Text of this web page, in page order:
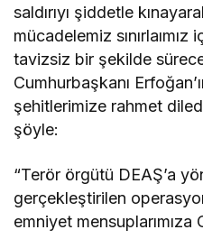
saldırıyı şiddetle
mücadelemiz
tavizsiz bir şekilde
Cumhurbaşkanı
şehitlerimize rahmet
şöyle:
“Terör örgütü DEAŞ’a
gerçekleştirilen
emniyet mensuplarımıza